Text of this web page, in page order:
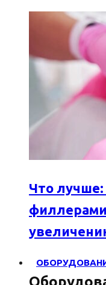
Что лучше: